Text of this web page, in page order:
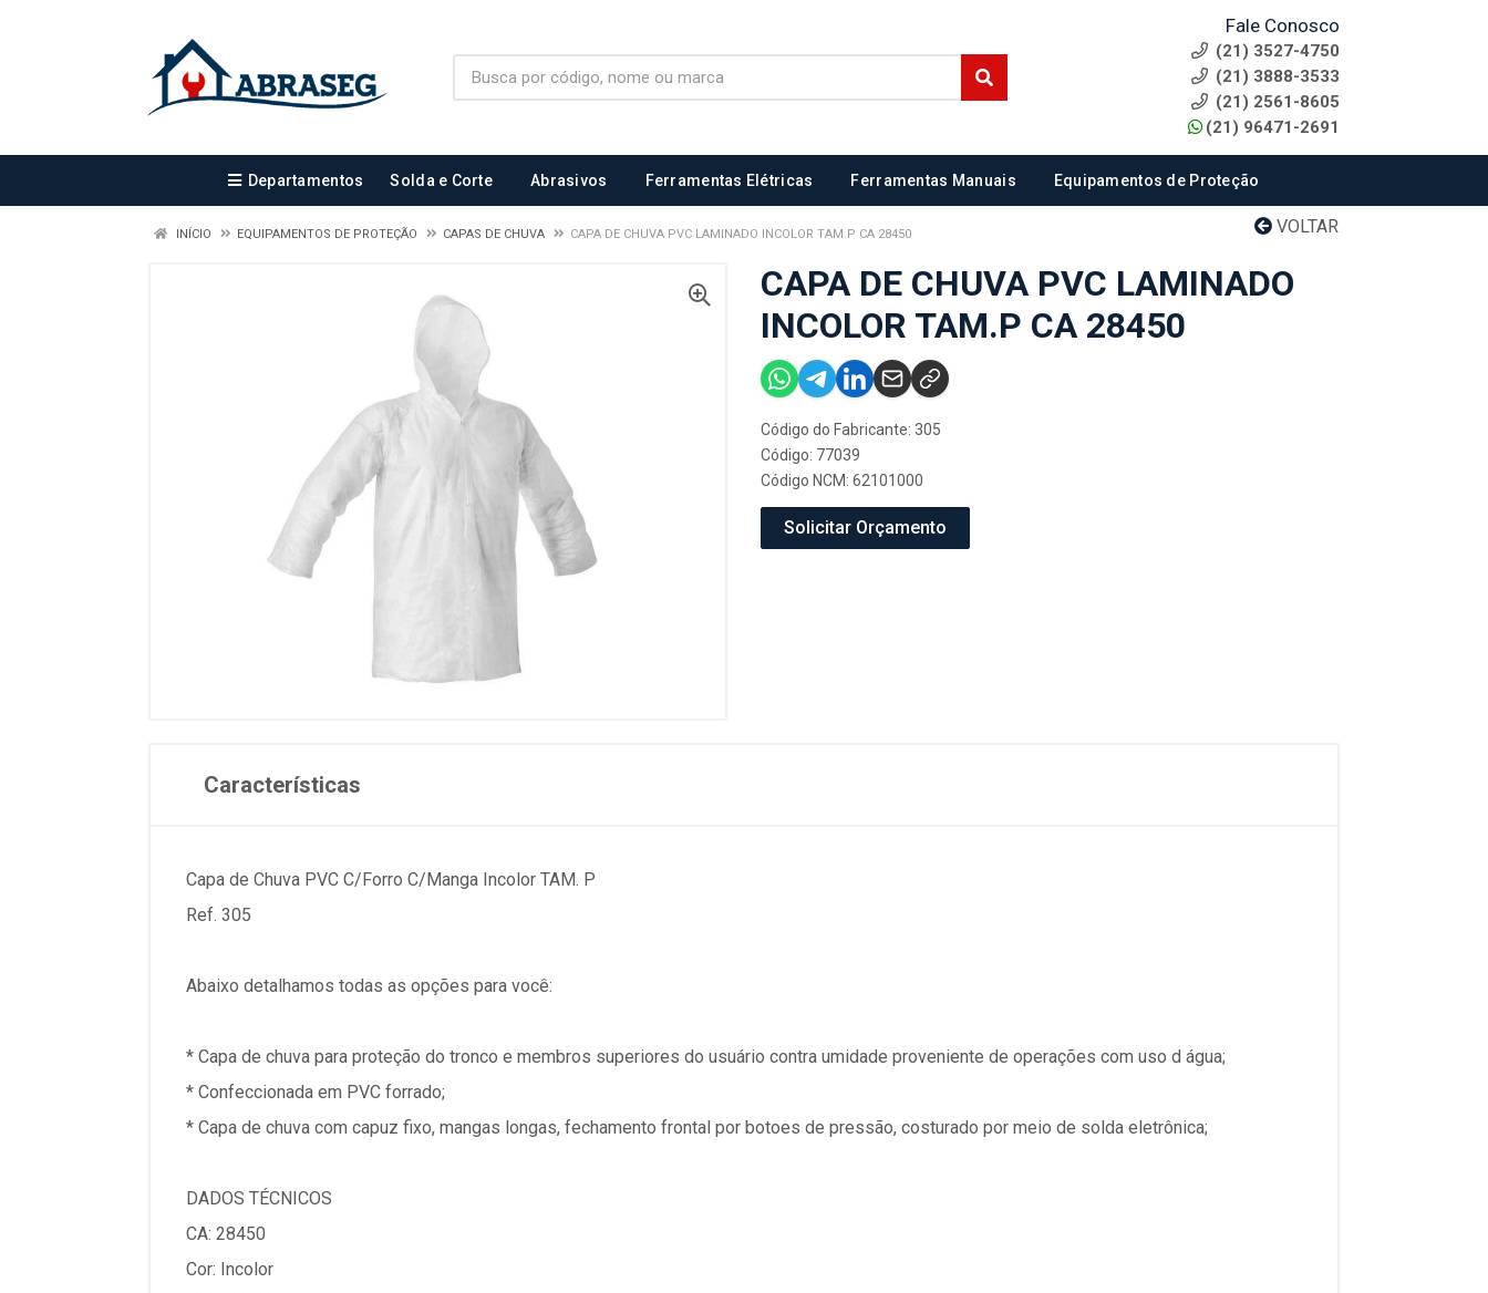
Fale Conosco
(21) 3527-4750
(21) 3888-3533
(21) 2561-8605
(21) 96471-2691
Departamentos Solda e Corte Abrasivos Ferramentas Elétricas Ferramentas Manuais Equipamentos de Proteção
VOLTAR
INÍCIO EQUIPAMENTOS DE PROTEÇÃO CAPAS DE CHUVA CAPA DE CHUVA PVC LAMINADO INCOLOR TAM.P CA 28450
CAPA DE CHUVA PVC LAMINADO
INCOLOR TAM.P CA 28450
Código do Fabricante: 305
Código: 77039
Código NCM: 62101000
Solicitar Orçamento
Características
Capa de Chuva PVC C/Forro C/Manga Incolor TAM. P
Ref. 305
Abaixo detalhamos todas as opções para você:
* Capa de chuva para proteção do tronco e membros superiores do usuário contra umidade proveniente de operações com uso d água;
* Confeccionada em PVC forrado;
* Capa de chuva com capuz fixo, mangas longas, fechamento frontal por botoes de pressão, costurado por meio de solda eletrônica;
DADOS TÉCNICOS
CA: 28450
Cor: Incolor